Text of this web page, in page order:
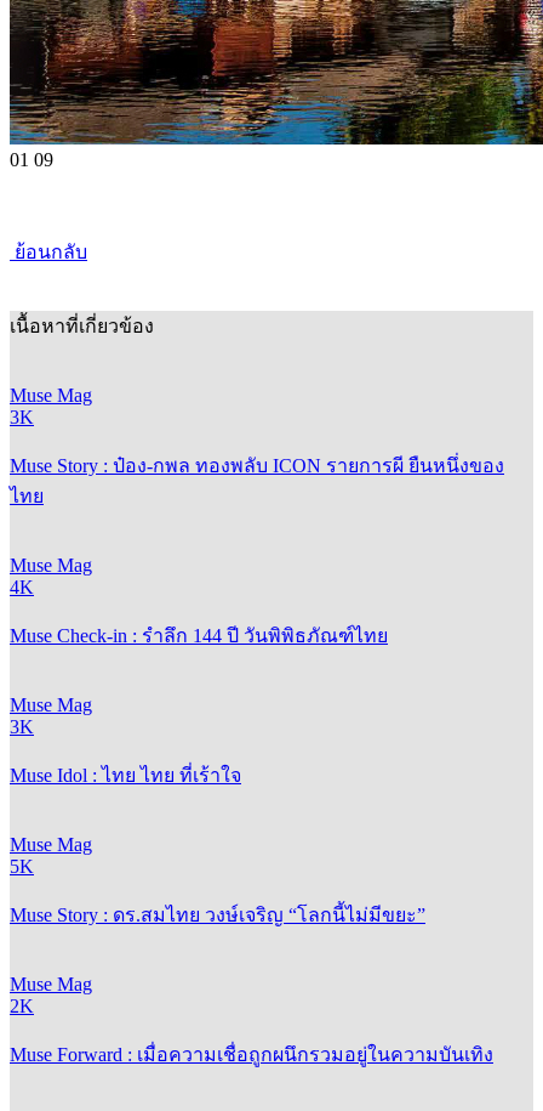
01 09
ย้อนกลับ
เนื้อหาที่เกี่ยวข้อง
Muse Mag
3K
Muse Story : ป๋อง-กพล ทองพลับ ICON รายการผี ยืนหนึ่งของ
ไทย
Muse Mag
4K
Muse Check-in : รำลึก 144 ปี วันพิพิธภัณฑ์ไทย
Muse Mag
3K
Muse Idol : ไทย ไทย ที่เร้าใจ
Muse Mag
5K
Muse Story : ดร.สมไทย วงษ์เจริญ “โลกนี้ไม่มีขยะ”
Muse Mag
2K
Muse Forward : เมื่อความเชื่อถูกผนึกรวมอยู่ในความบันเทิง